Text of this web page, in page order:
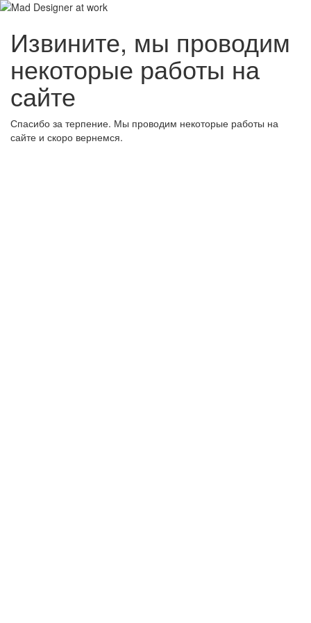
Извините, мы проводим
некоторые работы на
сайте
Спасибо за терпение. Мы проводим некоторые работы на
сайте и скоро вернемся.